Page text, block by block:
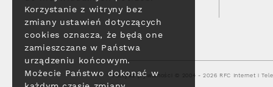
Polityka prywatności © 2004 - 2026 RFC Internet i
Korzystanie z witryny bez
zmiany ustawień dotyczących
cookies oznacza, że będą one
zamieszczane w Państwa
urządzeniu końcowym.
Możecie Państwo dokonać w